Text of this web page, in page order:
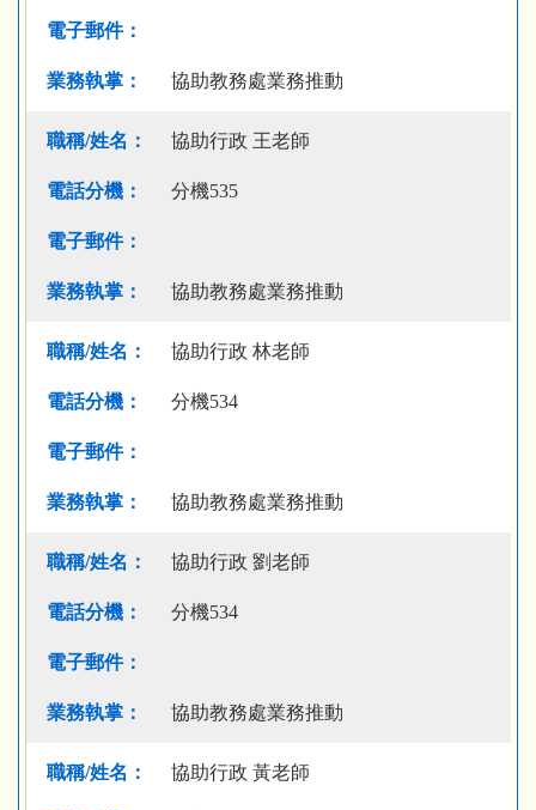
協助教務處業務推動
協助行政 王老師
分機535
協助教務處業務推動
協助行政 林老師
分機534
協助教務處業務推動
協助行政 劉老師
分機534
協助教務處業務推動
協助行政 黃老師